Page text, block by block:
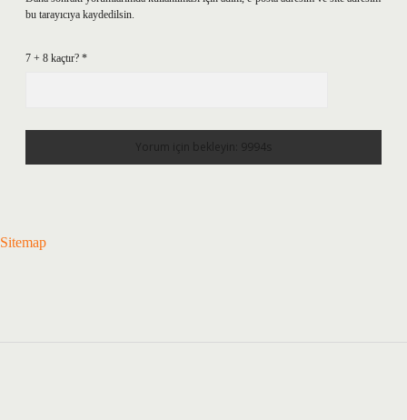
bu tarayıcıya kaydedilsin.
7 + 8 kaçtır? *
Sitemap